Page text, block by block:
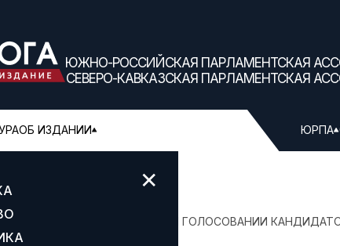
ЮЖНО-РОССИЙСКАЯ ПАРЛАМЕНТСКАЯ
СЕВЕРО-КАВКАЗСКАЯ ПАРЛАМЕНТСКАЯ
ОБ ИЗДАНИИ ЮРПА
✕
НА ПРЕДВАРИТЕЛЬНОМ ГОЛОСОВАНИИ